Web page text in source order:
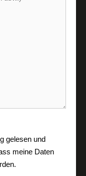
gelesen und
meine Daten